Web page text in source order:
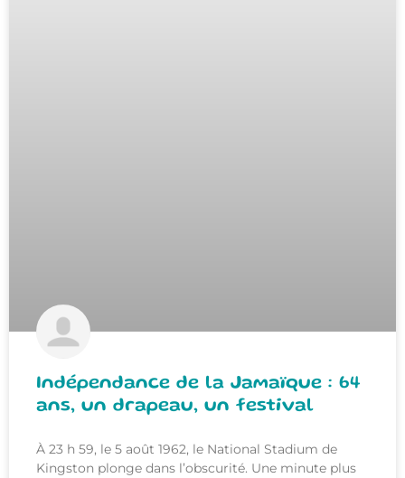
Indépendance de la Jamaïque : 64
ans, un drapeau, un festival
À 23 h 59, le 5 août 1962, le National Stadium de
Kingston plonge dans l’obscurité. Une minute plus